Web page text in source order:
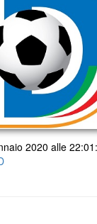
2020 alle